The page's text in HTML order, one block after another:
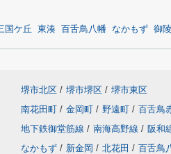
国ケ丘 東湊 百舌鳥八幡 なかもず 御
堺市北区 / 堺市堺区 / 堺市東区
南花田町 / 金岡町 / 野遠町 / 百舌鳥
地下鉄御堂筋線 / 南海高野線 / 阪和
なかもず / 新金岡 / 北花田 / 百舌鳥